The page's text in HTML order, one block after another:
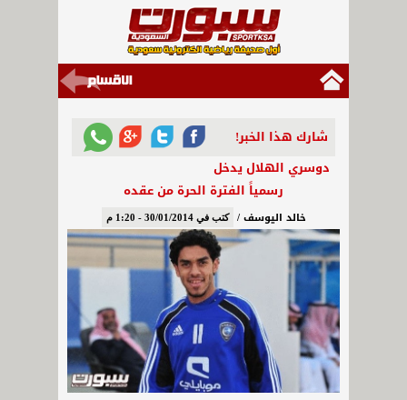
شارك هذا الخبر!
دوسري الهلال يدخل
رسمياً الفترة الحرة من عقده
خالد اليوسف / كتب في 30/01/2014 - 1:20 م